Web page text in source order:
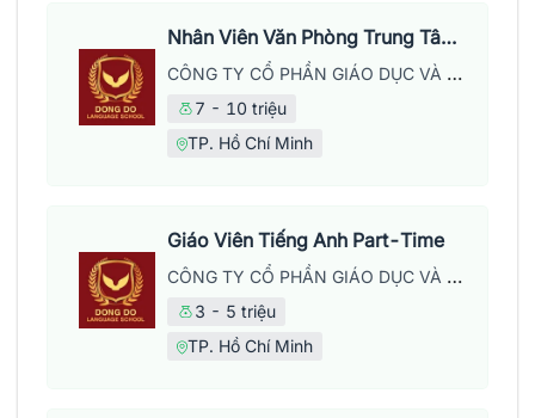
Nhân Viên Văn Phòng Trung Tâm Anh Ngữ
CÔNG TY CỔ PHẦN GIÁO DỤC VÀ NĂNG LƯỢNG ĐÔNG ĐÔ
7 - 10 triệu
TP. Hồ Chí Minh
Giáo Viên Tiếng Anh Part-Time
CÔNG TY CỔ PHẦN GIÁO DỤC VÀ NĂNG LƯỢNG ĐÔNG ĐÔ
3 - 5 triệu
TP. Hồ Chí Minh